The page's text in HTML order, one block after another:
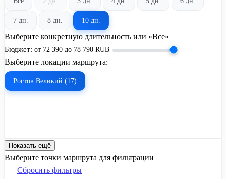
7 дн. 8 дн. 10 дн.
Выберите конкретную длительность или «Все»
Бюджет: от 72 390 до 78 790 RUB
Выберите локации маршрута:
Ростов Великий (17)
Показать ещё
Выберите точки маршрута для фильтрации
Сбросить фильтры